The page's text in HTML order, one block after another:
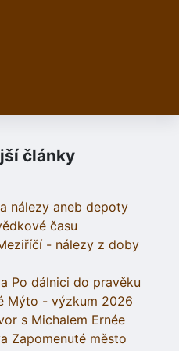
články
nálezy aneb depoty
času
- nálezy z doby
Po dálnici do pravěku
Mýto - výzkum 2026
s Michalem Ernée
Zapomenuté město